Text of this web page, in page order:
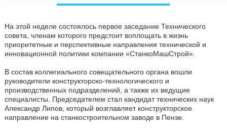
На этой неделе состоялось первое заседание Технического
совета, членам которого предстоит воплощать в жизнь
приоритетные и перспективные направления технической и
инновационной политики компании «СтанкоМашСтрой».
В состав коллегиального совещательного органа вошли
руководители конструкторско-технологического и
производственных подразделений, а также их ведущие
специалисты. Председателем стал кандидат технических наук
Александр Липов, который возглавляет конструкторское
направление на станкостроительном заводе в Пензе.